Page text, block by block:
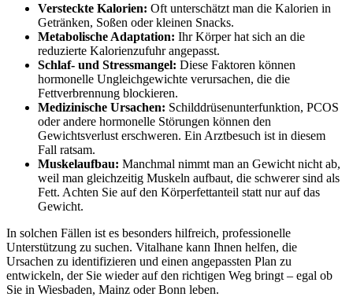
Versteckte Kalorien: Oft unterschätzt man die Kalorien in
Getränken, Soßen oder kleinen Snacks.
Metabolische Adaptation: Ihr Körper hat sich an die
reduzierte Kalorienzufuhr angepasst.
Schlaf- und Stressmangel: Diese Faktoren können
hormonelle Ungleichgewichte verursachen, die die
Fettverbrennung blockieren.
Medizinische Ursachen: Schilddrüsenunterfunktion, PCOS
oder andere hormonelle Störungen können den
Gewichtsverlust erschweren. Ein Arztbesuch ist in diesem
Fall ratsam.
Muskelaufbau: Manchmal nimmt man an Gewicht nicht ab,
weil man gleichzeitig Muskeln aufbaut, die schwerer sind als
Fett. Achten Sie auf den Körperfettanteil statt nur auf das
Gewicht.
In solchen Fällen ist es besonders hilfreich, professionelle
Unterstützung zu suchen. Vitalhane kann Ihnen helfen, die
Ursachen zu identifizieren und einen angepassten Plan zu
entwickeln, der Sie wieder auf den richtigen Weg bringt – egal ob
Sie in Wiesbaden, Mainz oder Bonn leben.